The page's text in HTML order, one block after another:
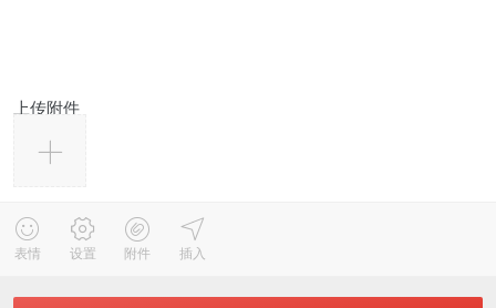
上传附件
表情 设置 附件 插入